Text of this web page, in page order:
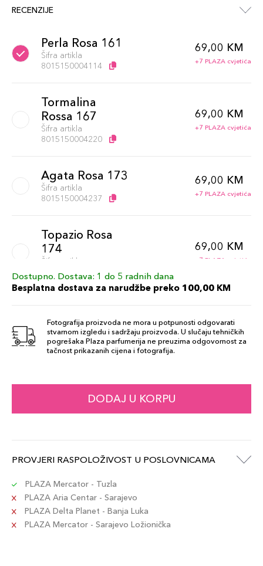
RECENZIJE
Perla Rosa 161
Šifra artikla
8015150004114
69,00 KM
+7 PLAZA cvjetića
Tormalina
Rossa 167
Šifra artikla
8015150004220
69,00 KM
+7 PLAZA cvjetića
Agata Rosa 173
Šifra artikla
8015150004237
69,00 KM
+7 PLAZA cvjetića
Topazio Rosa
174
Šifra artikla
8015150004244
69,00 KM
+7 PLAZA cvjetića
164
Šifra artikla
8015150004169
69,00 KM
+7 PLAZA cvjetića
Granato Rosso
Zircone
Šifra artikla
69,00 KM
Agata Rossa
Dostupno. Dostava: 1 do 5 radnih dana
Besplatna dostava za narudžbe preko 100,00 KM
Fotografija proizvoda ne mora u potpunosti odgovarati
stvarnom izgledu i sadržaju proizvoda. U slučaju tehničkih
pogrešaka Plaza parfumerija ne preuzima odgovornost za
tačnost prikazanih cijena i fotografija.
DODAJ U KORPU
PROVJERI RASPOLOŽIVOST U POSLOVNICAMA
PLAZA Mercator - Tuzla
PLAZA Aria Centar - Sarajevo
PLAZA Delta Planet - Banja Luka
PLAZA Mercator - Sarajevo Ložionička